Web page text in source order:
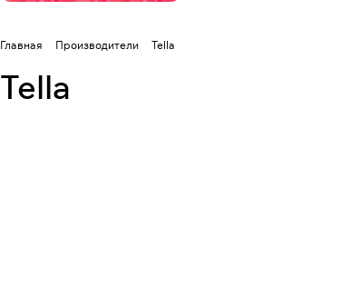
Главная Производители Tella
Tella